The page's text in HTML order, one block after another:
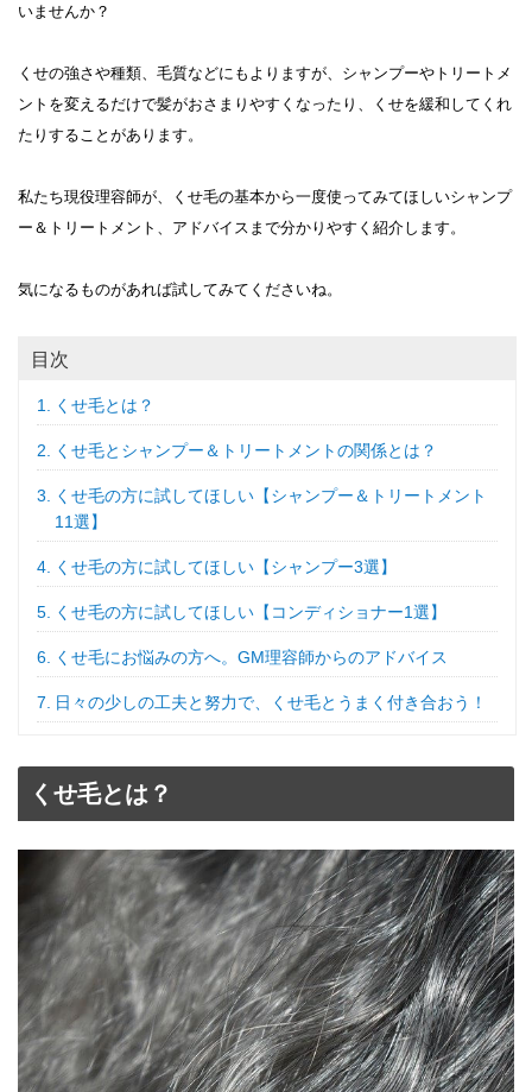
いませんか？
くせの強さや種類、毛質などにもよりますが、シャンプーやトリートメ
ントを変えるだけで髪がおさまりやすくなったり、くせを緩和してくれ
たりすることがあります。
私たち現役理容師が、くせ毛の基本から一度使ってみてほしいシャンプ
ー＆トリートメント、アドバイスまで分かりやすく紹介します。
気になるものがあれば試してみてくださいね。
目次
くせ毛とは？
くせ毛とシャンプー＆トリートメントの関係とは？
くせ毛の方に試してほしい【シャンプー＆トリートメント
11選】
くせ毛の方に試してほしい【シャンプー3選】
くせ毛の方に試してほしい【コンディショナー1選】
くせ毛にお悩みの方へ。GM理容師からのアドバイス
日々の少しの工夫と努力で、くせ毛とうまく付き合おう！
くせ毛とは？